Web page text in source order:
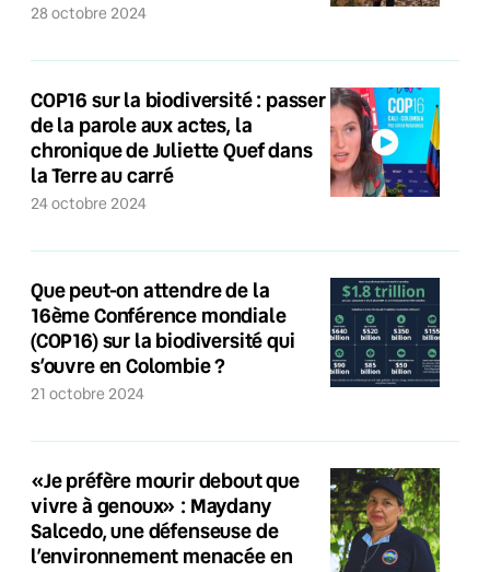
28 octobre 2024
COP16 sur la biodiversité : passer
de la parole aux actes, la
chronique de Juliette Quef dans
la Terre au carré
24 octobre 2024
Que peut-on attendre de la
16ème Conférence mondiale
(COP16) sur la biodiversité qui
s’ouvre en Colombie ?
21 octobre 2024
«Je préfère mourir debout que
vivre à genoux» : Maydany
Salcedo, une défenseuse de
l’environnement menacée en